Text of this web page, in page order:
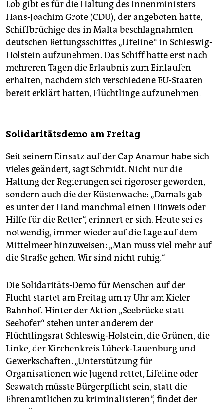
Lob gibt es für die Haltung des Innenministers
Hans-Joachim Grote (CDU), der angeboten hatte,
Schiffbrüchige des in Malta beschlagnahmten
deutschen Rettungsschiffes „Lifeline“ in Schleswig-
Holstein aufzunehmen. Das Schiff hatte erst nach
mehreren Tagen die Erlaubnis zum Einlaufen
erhalten, nachdem sich verschiedene EU-Staaten
bereit erklärt hatten, Flüchtlinge aufzunehmen.
Solidaritätsdemo am Freitag
Seit seinem Einsatz auf der Cap Anamur habe sich
vieles geändert, sagt Schmidt. Nicht nur die
Haltung der Regierungen sei rigoroser geworden,
sondern auch die der Küstenwache: „Damals gab
es unter der Hand manchmal einen Hinweis oder
Hilfe für die Retter“, erinnert er sich. Heute sei es
notwendig, immer wieder auf die Lage auf dem
Mittelmeer hinzuweisen: „Man muss viel mehr auf
die Straße gehen. Wir sind nicht ruhig.“
Die Solidaritäts-Demo für Menschen auf der
Flucht startet am Freitag um 17 Uhr am Kieler
Bahnhof. Hinter der Aktion „Seebrücke statt
Seehofer“ stehen unter anderem der
Flüchtlingsrat Schleswig-Holstein, die Grünen, die
Linke, der Kirchenkreis Lübeck-Lauenburg und
Gewerkschaften. „Unterstützung für
Organisationen wie Jugend rettet, Lifeline oder
Seawatch müsste Bürgerpflicht sein, statt die
Ehrenamtlichen zu kriminalisieren“, findet der